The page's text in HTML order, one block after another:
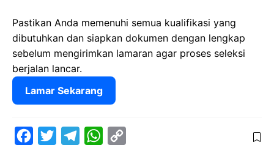
Pastikan Anda memenuhi semua kualifikasi yang
dibutuhkan dan siapkan dokumen dengan lengkap
sebelum mengirimkan lamaran agar proses seleksi
berjalan lancar.
Lamar Sekarang
W